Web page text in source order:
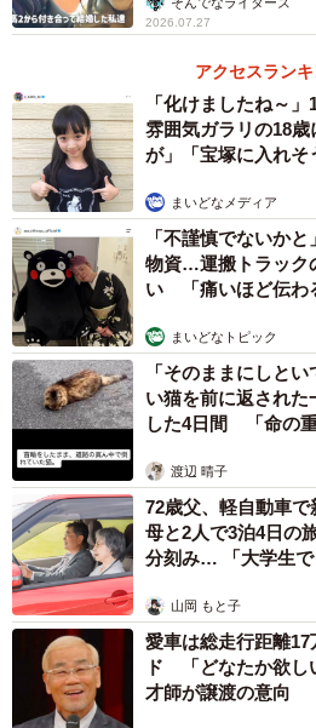
白秋：立地の傾向というよりは、
などがあるなど自分の生活圏内の
じ地域で暮らす人間と遭遇する確
去に付き合っていた彼女が同じ地
しました。母親と出会ってしまっ
がラブホテルと同じ地域だったの
あるあるな話なのかなと思います。
ーーこの他にも印象深い“ラブホテ
白秋：ラブホテルでアルバイトを
現れる女性がデリヘルか否かとか
たいな見分けがつくようになりま
みたいです。
ーーこれまでのコメントや反響へ
白秋：久しぶりに凄まじい反響で
たような体験をしているようで、
ラブホテルを無警戒に使ってしま
す。後ろめたい事情があるときは
れたラブホテルを使用することを
2026.07.27
アクセスラン
「化けましたね～
雰囲気ガラリの18
が」「宝塚に入れそ
まいどなメディア
「不謹慎でないか
物資…運搬トラック
い 「痛いほど伝わ
まいどなトピック
「そのままにしと
い猫を前に返され
した4日間 「命の
渡辺 晴子
72歳父、軽自動車
母と2人で3泊4日の
分刻み… 「大学生で
山岡 もと子
愛車は総走行距離
ド 「どなたか欲
才師が譲渡の意向